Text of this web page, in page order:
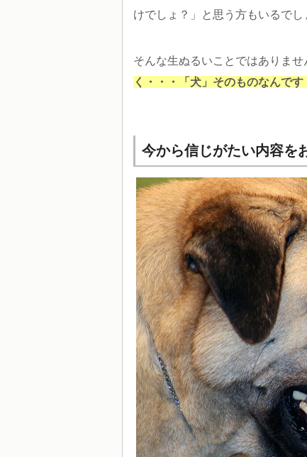
けでしょ？」と思う方もいるでし
そんな生ぬるいことではありませ
く・・・「犬」そのものなんです
今から信じがたい内容を